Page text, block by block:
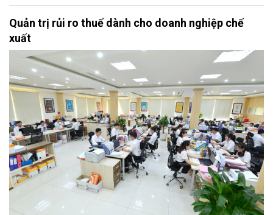
Quản trị rủi ro thuế dành cho doanh nghiệp chế
xuất